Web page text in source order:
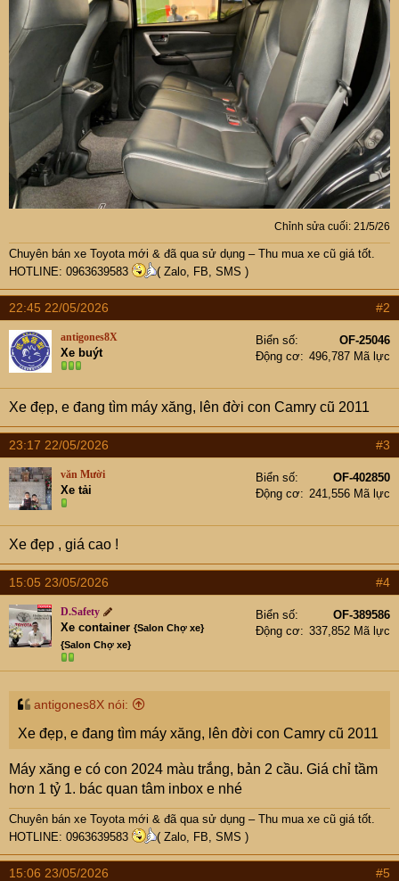
Chỉnh sửa cuối: 21/5/26
Chuyên bán xe Toyota mới & đã qua sử dụng – Thu mua xe cũ giá tốt.
HOTLINE: 0963639583
( Zalo, FB, SMS )
22:45 22/05/2026 #2
antigones8X
Xe buýt
Biển số
OF-25046
Động cơ
496,787 Mã lực
Xe đẹp, e đang tìm máy xăng, lên đời con Camry cũ 2011
23:17 22/05/2026 #3
văn Mười
Xe tải
Biển số
OF-402850
Động cơ
241,556 Mã lực
Xe đẹp , giá cao !
15:05 23/05/2026 #4
D.Safety
Xe container {Salon Chợ xe}
{Salon Chợ xe}
Biển số
OF-389586
Động cơ
337,852 Mã lực
antigones8X nói:
Xe đẹp, e đang tìm máy xăng, lên đời con Camry cũ 2011
Máy xăng e có con 2024 màu trắng, bản 2 cầu. Giá chỉ tầm
hơn 1 tỷ 1. bác quan tâm inbox e nhé
Chuyên bán xe Toyota mới & đã qua sử dụng – Thu mua xe cũ giá tốt.
HOTLINE: 0963639583
( Zalo, FB, SMS )
15:06 23/05/2026 #5